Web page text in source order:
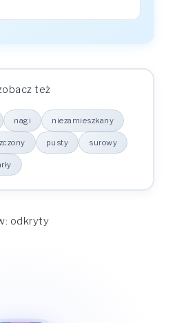
też
nagi niezamieszkany
pusty surowy
odkryty